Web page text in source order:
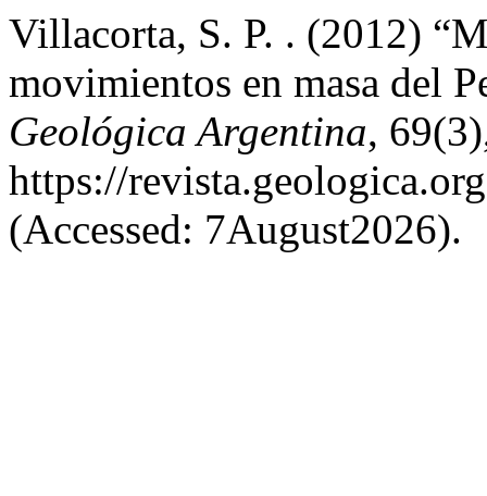
Villacorta, S. P. . (2012)
movimientos en masa del
Geológica Argentina,
https://
(Accessed: 7August2026).